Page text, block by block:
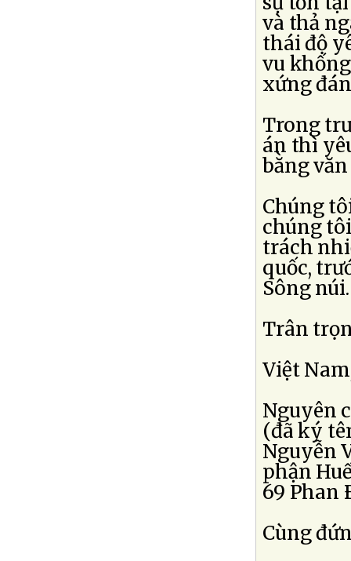
và thả
thái độ
vu
xứng
Trong
án thì
bằng
Chúng
chúng
trách
quốc,
Sông núi.
Trân
Việt
Nguyên
(đã ký
Nguyễn
phận
69 Phan
Cùng